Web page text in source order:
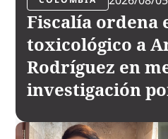
Fiscalía ordena
toxicológico a
Rodríguez en
investigación